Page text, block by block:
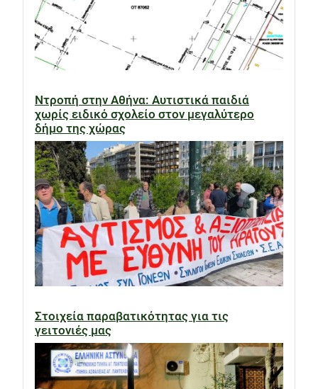
Ντροπή στην Αθήνα: Αυτιστικά παιδιά
χωρίς ειδικό σχολείο στον μεγαλύτερο
δήμο της χώρας
Στοιχεία παραβατικότητας για τις
γειτονιές μας